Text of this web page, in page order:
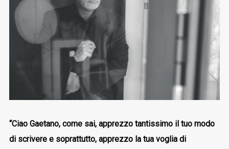
“Ciao Gaetano, come sai, apprezzo tantissimo il tuo modo
di scrivere e soprattutto, apprezzo la tua voglia di